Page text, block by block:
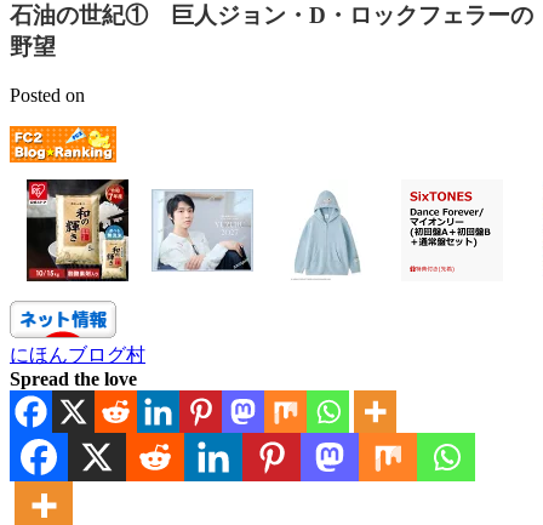
石油の世紀① 巨人ジョン・D・ロックフェラーの
野望
Posted on
にほんブログ村
Spread the love